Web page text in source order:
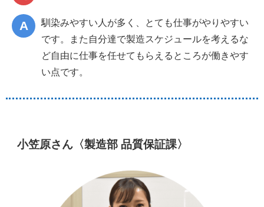
馴染みやすい人が多く、とても仕事がやりやすい
です。また自分達で製造スケジュールを考えるな
ど自由に仕事を任せてもらえるところが働きやす
い点です。
小笠原さん〈製造部 品質保証課〉